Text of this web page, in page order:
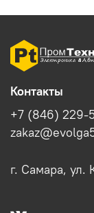
Контакты
+7 (846) 229-
г. Самара, ул.